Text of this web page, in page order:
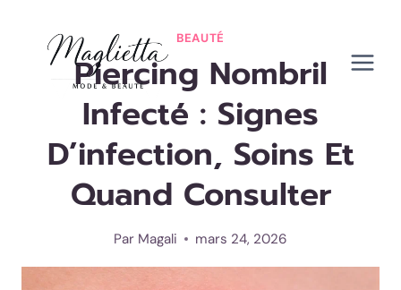
contenu
BEAUTÉ
Piercing Nombril
Infecté : Signes
D’infection, Soins Et
Quand Consulter
Par Magali mars 24, 2026